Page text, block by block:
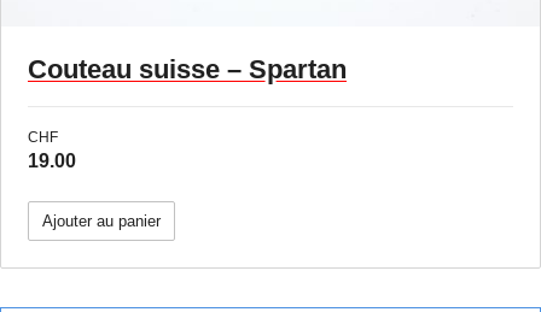
Couteau suisse – Spartan
CHF
19.00
Ajouter au panier